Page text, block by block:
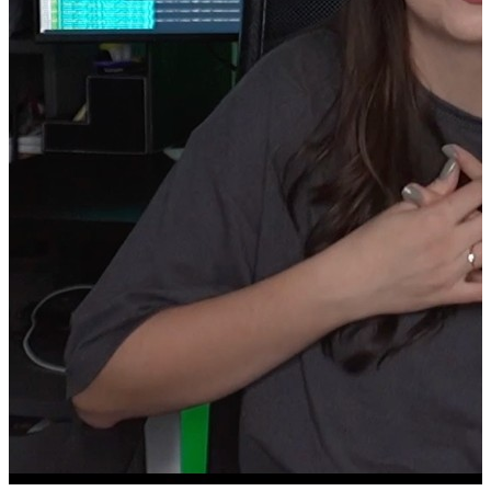
The Mythical Man-Month, Frederick Brooks
Placă dezvoltare Arduino Uno R3
Tabletă Lenovo Yoga Tab 6-Core 12GB RAM
NAS UGREEN NASync DXP4800